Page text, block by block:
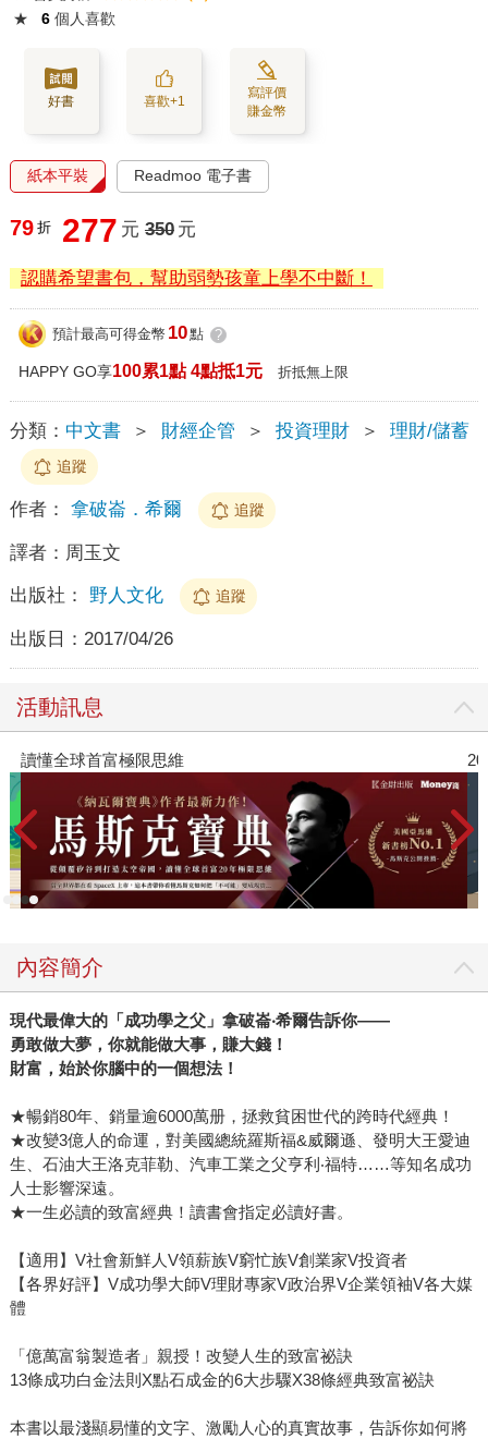
★
6 個人喜歡
好書 喜歡+1
寫評價
賺金幣
紙本平裝 Readmoo 電子書
79 折 277 元 350 元
認購希望書包，幫助弱勢孩童上學不中斷！
預計最高可得金幣 10點 ?
HAPPY GO享100累1點 4點抵1元 折抵無上限
分類： 中文書 ＞ 財經企管 ＞ 投資理財 ＞ 理財/儲蓄
追蹤
作者： 拿破崙．希爾 追蹤
譯者： 周玉文
出版社： 野人文化 追蹤
出版日： 2017/04/26
活動訊息
2026年8月金石堂強力推薦
內容簡介
現代最偉大的「成功學之父」拿破崙‧希爾告訴你——
勇敢做大夢，你就能做大事，賺大錢！
財富，始於你腦中的一個想法！
★暢銷80年、銷量逾6000萬册，拯救貧困世代的跨時代經典！
★改變3億人的命運，對美國總統羅斯福&威爾遜、發明大王愛迪
生、石油大王洛克菲勒、汽車工業之父亨利‧福特……等知名成功
人士影響深遠。
★一生必讀的致富經典！讀書會指定必讀好書。
【適用】V社會新鮮人V領薪族V窮忙族V創業家V投資者
【各界好評】V成功學大師V理財專家V政治界V企業領袖V各大媒
體
「億萬富翁製造者」親授！改變人生的致富祕訣
13條成功白金法則X點石成金的6大步驟X38條經典致富祕訣
本書以最淺顯易懂的文字、激勵人心的真實故事，告訴你如何將